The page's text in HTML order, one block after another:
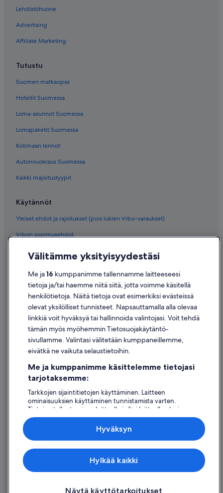
Lehdistöhuone
Advertising
Affiliate Marketing
Tutustu
Suomen matkaopas
Hotellit Suomessa
Loma-asunnot Suomessa
Lomapaketit Suomessa
Kotimaan lennot
Autonvuokraus Suomessa
Kaikki majoitustyypit
Käytännöt
Yleiset ehdot ja rajoitukset (pois lukien Vrbo-varaukset)
Vrbon sopimusehdot
Evästeet
Käyttöehdot
Oikeudelliset tiedot / ota meihin yhteyttä
Sisältövaatimukset ja ilmoituksen tekeminen sisällöstä
Tuki
Ota yhteyttä
Hyvityksen hakeminen ja aikarajat
Varaa lento lentoyhtiön hyvityskupongeilla
Kansainväliset matka-asiakirjat
© 2026 Expedia, Inc., Expedia Groupin yritys. Kaikki oikeudet
pidätetään. Expedia ja Expedia-logo ovat Expedia, Inc.:n tavaramerkkejä
Välitämme yksityisyydestäsi
Me ja16 kumppanimme tallennamme laitteeseesi
tietoja ja/tai haemme niitä siitä, jotta voimme käsitellä
henkilötietoja. Näitä tietoja ovat esimerkiksi evästeissä
olevat yksilölliset tunnisteet. Napsauttamalla alla olevaa
linkkiä voit hyväksyä tai hallinnoida valintojasi. Voit tehdä
tämän myös myöhemmin Tietosuojakäytäntö-
sivullamme. Valintasi välitetään kumppaneillemme,
eivätkä ne vaikuta selaustietoihin.
Me ja kumppanimme käsittelemme tietojasi
tarjotaksemme:
Tarkkojen sijaintitietojen käyttäminen. Laitteen
ominaisuuksien käyttäminen tunnistamista varten.
Tietojen tallentaminen laitteelle ja/tai laitteella olevien
tietojen käyttö. Kohdennettu mainonta ja personoitu
sisältö, mainonnan ja sisällön mittaus, yleisötutkimus ja
Näytä käyttötarkoitukset
Hylkää kaikki
Hyväksyn